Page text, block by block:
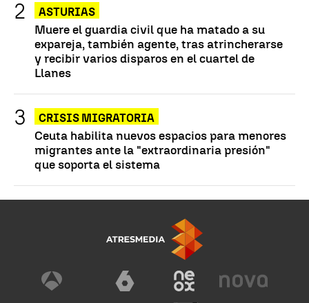
ASTURIAS
Muere el guardia civil que ha matado a su
expareja, también agente, tras atrincherarse
y recibir varios disparos en el cuartel de
Llanes
CRISIS MIGRATORIA
Ceuta habilita nuevos espacios para menores
migrantes ante la "extraordinaria presión"
que soporta el sistema